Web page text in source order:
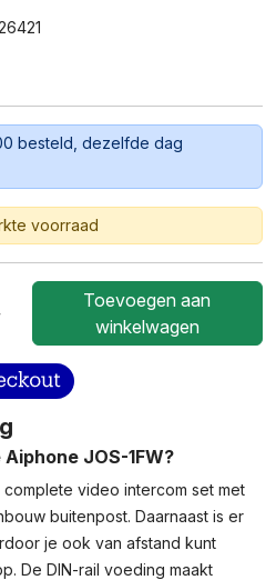
besteld, dezelfde dag
voorraad
Toevoegen aan
winkelwagen
JOS-1FW?
complete video intercom set met
buitenpost. Daarnaast is er
je ook van afstand kunt
De DIN-rail voeding maakt